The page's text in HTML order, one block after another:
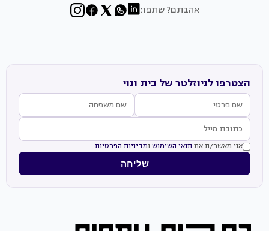
אהבתם? שתפו:
הצטרפו לניוזלטר של בית ונוי
אני מאשר/ת את תנאי השימוש ומדיניות הפרטיות
שליחה